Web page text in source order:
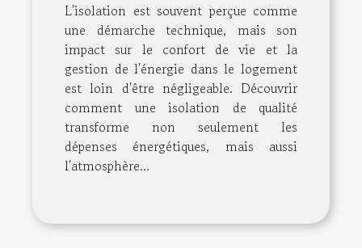
L'isolation est souvent perçue comme
une démarche technique, mais son
impact sur le confort de vie et la
gestion de l'énergie dans le logement
est loin d'être négligeable. Découvrir
comment une isolation de qualité
transforme non seulement les
dépenses énergétiques, mais aussi
l'atmosphère...